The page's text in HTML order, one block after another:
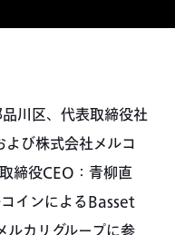
川区、代表取締役社
び株式会社メルコ
締役CEO：青柳直
インによるBasset